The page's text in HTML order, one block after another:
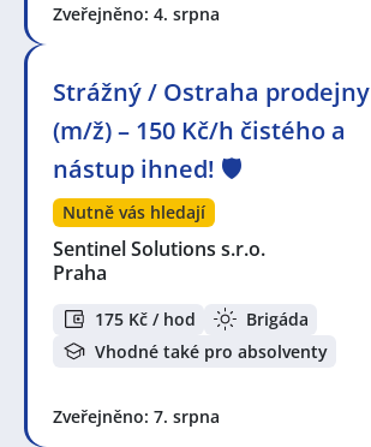
Zveřejněno: 4. srpna
Strážný / Ostraha prodejny
(m/ž) – 150 Kč/h čistého a
nástup ihned! 🛡️
Nutně vás hledají
Sentinel Solutions s.r.o.
Praha
175 Kč / hod
Brigáda
Vhodné také pro absolventy
Zveřejněno: 7. srpna